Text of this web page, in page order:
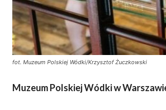
fot. Muzeum Polskiej Wódki/Krzysztof Żuczkowski
Muzeum Polskiej Wódkiw